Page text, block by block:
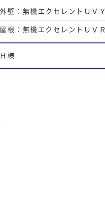
外壁：無機エクセレントＵＶＹ
屋根：無機エクセレントＵＶＲ
Ｈ様